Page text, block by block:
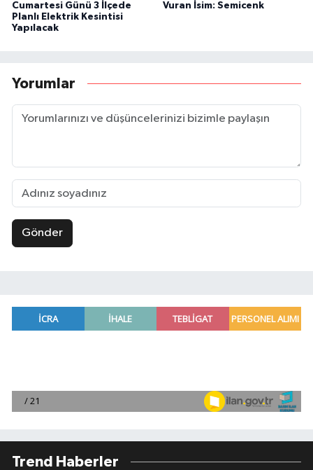
Cumartesi Günü 3 İlçede
Planlı Elektrik Kesintisi
Yapılacak
Vuran İsim: Semicenk
Yorumlar
Gönder
Trend Haberler